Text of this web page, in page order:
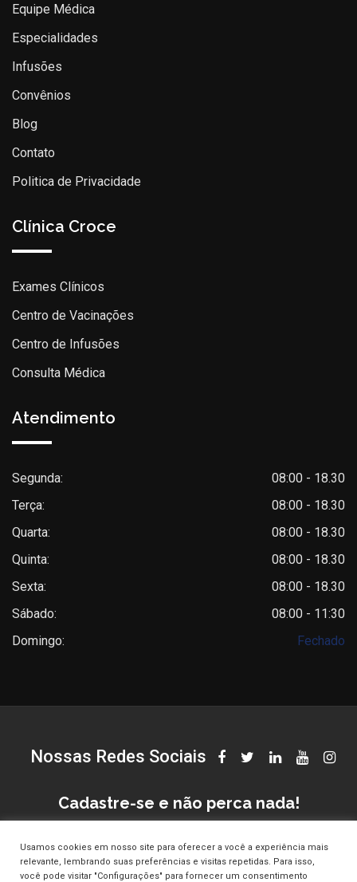
Equipe Médica
Especialidades
Infusões
Convênios
Blog
Contato
Politica de Privacidade
Clínica Croce
Exames Clínicos
Centro de Vacinações
Centro de Infusões
Consulta Médica
Atendimento
Segunda:
08:00 - 18.30
Terça:
08:00 - 18.30
Quarta:
08:00 - 18.30
Quinta:
08:00 - 18.30
Sexta:
08:00 - 18.30
Sábado:
08:00 - 11:30
Domingo:
Fechado
Nossas Redes Sociais
Cadastre-se e não perca nada!
Usamos cookies em nosso site para oferecer a você a experiência mais
relevante, lembrando suas preferências e visitas repetidas. Para isso,
você pode visitar "Configurações" para fornecer um consentimento